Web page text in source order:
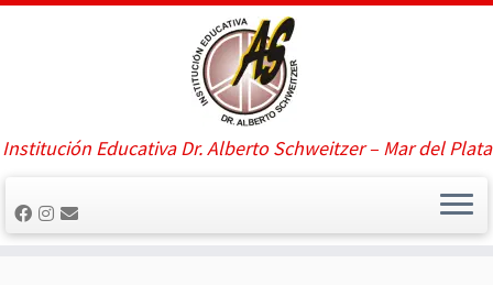
Saltar
Institución Educativa Dr. Alberto Schweitzer – Mar del Plata